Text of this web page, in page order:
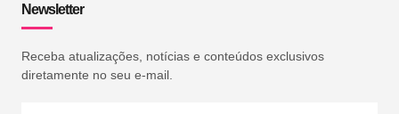
Newsletter
Receba atualizações, notícias e conteúdos exclusivos
diretamente no seu e-mail.